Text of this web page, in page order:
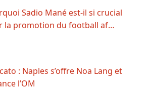
Sadio Mané est-il si crucial
la promotion du football af…
: Naples s’offre Noa Lang et
l’OM